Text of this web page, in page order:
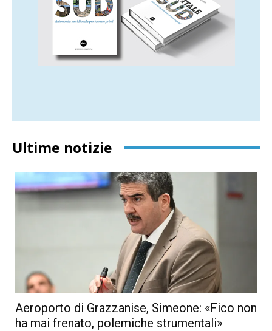
Ultime notizie
Aeroporto di Grazzanise, Simeone: «Fico non
ha mai frenato, polemiche strumentali»